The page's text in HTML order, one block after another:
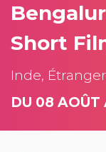
Short
Inde, Étranger
DU 08 AOÛT